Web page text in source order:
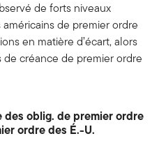
de forts niveaux
de premier ordre
en matière d’écart, alors
créance de premier ordre
des oblig. de premier ordre
ordre des É.-U.